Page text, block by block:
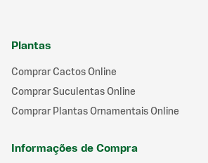
Plantas
Comprar Cactos Online
Comprar Suculentas Online
Comprar Plantas Ornamentais Online
Informações de Compra